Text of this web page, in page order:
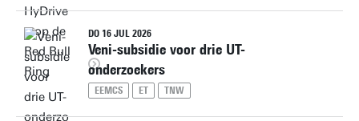
DO 16 JUL 2026
Veni-subsidie voor drie UT-
onderzoekers
EEMCS ET TNW